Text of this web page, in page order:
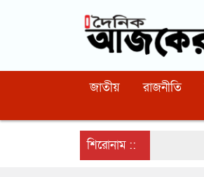
জাতীয় রাজনীতি
শিরোনাম ::